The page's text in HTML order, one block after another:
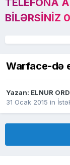
TELEFONA
BILƏRSINIZ
Warface-də
Yazan: ELNUR
31 Ocak 2015 in